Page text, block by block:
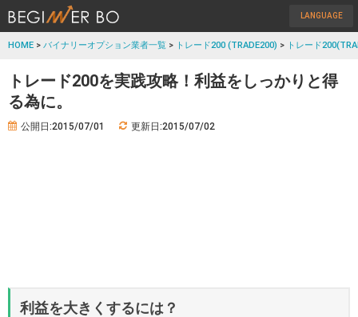
LANGUAGE
HOME > バイナリーオプション業者一覧 > トレード200 (TRADE200) > トレード
トレード200を実践攻略！利益をしっかりと得
る為に。
公開日:2015/07/01 更新日:2015/07/02
利益を大きくするには？